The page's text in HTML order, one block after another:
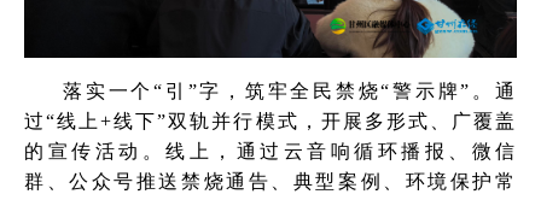
落实一个“引”字，筑牢全民禁烧“警示牌”。通
过“线上+线下”双轨并行模式，开展多形式、广覆盖
的宣传活动。线上，通过云音响循环播报、微信
群、公众号推送禁烧通告、典型案例、环境保护常